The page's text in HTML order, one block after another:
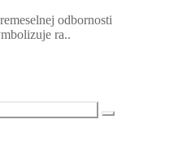
odbornosti
ra..